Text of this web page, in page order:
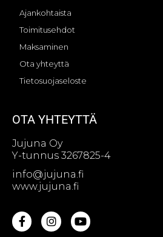
Ajankohtaista
Toimitusehdot
Maksaminen
Ota yhteyttä
Tietosuojaseloste
OTA YHTEYTTÄ
Jujuna Oy
Y-tunnus 3267825-4
info@jujuna.fi
www.jujuna.fi